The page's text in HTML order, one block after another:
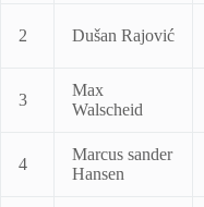
2 Dušan Rajović
3
Max
Walscheid
4
Marcus sander
Hansen